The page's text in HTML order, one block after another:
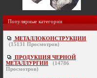
Популярные категории
МЕТАЛЛОКОНСТРУКЦИИ
(15131 Просмотров)
ПРОДУКЦИЯ ЧЕРНОЙ
МЕТАЛЛУРГИИ
(14786
Просмотров)